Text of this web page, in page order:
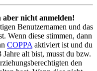
nicht anmelden!
Benutzernamen und das
Wenn diese stimmen, dann
COPPA aktiviert ist und du
Jahre alt bist, musst du bzw.
den